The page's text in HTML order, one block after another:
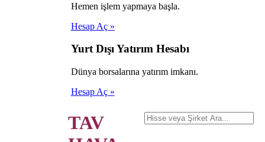
Hemen işlem yapmaya başla.
Hesap Aç »
Yurt Dışı Yatırım Hesabı
Dünya borsalarına yatırım imkanı.
Hesap Aç »
TAV